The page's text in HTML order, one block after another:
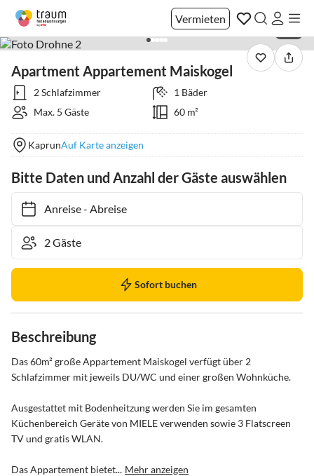
Vermieten
Apartment Appartement Maiskogel
2 Schlafzimmer
1 Bäder
Max. 5 Gäste
60 m²
KaprunAuf Karte anzeigen
Bitte Daten und Anzahl der Gäste auswählen
Anreise- Abreise
Sofort buchen
Beschreibung
Das 60m² große Appartement Maiskogel verfügt über 2
Schlafzimmer mit jeweils DU/WC und einer großen Wohnküche.
Ausgestattet mit Bodenheitzung werden Sie im gesamten
Küchenbereich Geräte von MIELE verwenden sowie 3 Flatscreen
TV und gratis WLAN.
Das Appartement bietet... Mehr anzeigen